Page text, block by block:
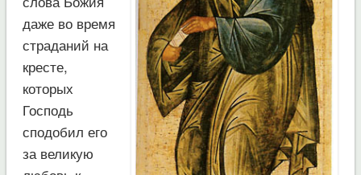
даже во время
страданий на
кресте,
которых
Господь
сподобил его
за великую